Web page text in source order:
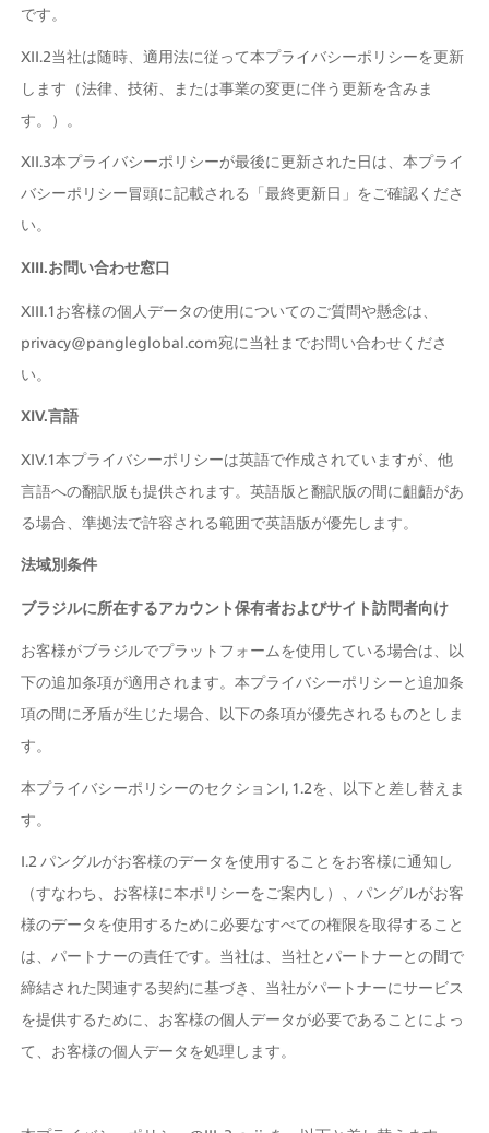
です。
XII.2当社は随時、適用法に従って本プライバシーポリシーを更新
します（法律、技術、または事業の変更に伴う更新を含みま
す。）。
XII.3本プライバシーポリシーが最後に更新された日は、本プライ
バシーポリシー冒頭に記載される「最終更新日」をご確認くださ
い。
XIII.お問い合わせ窓口
XIII.1お客様の個人データの使用についてのご質問や懸念は、
privacy@pangleglobal.com宛に当社までお問い合わせくださ
い。
XIV.言語
XIV.1本プライバシーポリシーは英語で作成されていますが、他
言語への翻訳版も提供されます。英語版と翻訳版の間に齟齬があ
る場合、準拠法で許容される範囲で英語版が優先します。
法域別条件
ブラジルに所在するアカウント保有者およびサイト訪問者向け
お客様がブラジルでプラットフォームを使用している場合は、以
下の追加条項が適用されます。本プライバシーポリシーと追加条
項の間に矛盾が生じた場合、以下の条項が優先されるものとしま
す。
本プライバシーポリシーのセクションI, 1.2を、以下と差し替えま
す。
I.2 パングルがお客様のデータを使用することをお客様に通知し
（すなわち、お客様に本ポリシーをご案内し）、パングルがお客
様のデータを使用するために必要なすべての権限を取得すること
は、パートナーの責任です。当社は、当社とパートナーとの間で
締結された関連する契約に基づき、当社がパートナーにサービス
を提供するために、お客様の個人データが必要であることによっ
て、お客様の個人データを処理します。